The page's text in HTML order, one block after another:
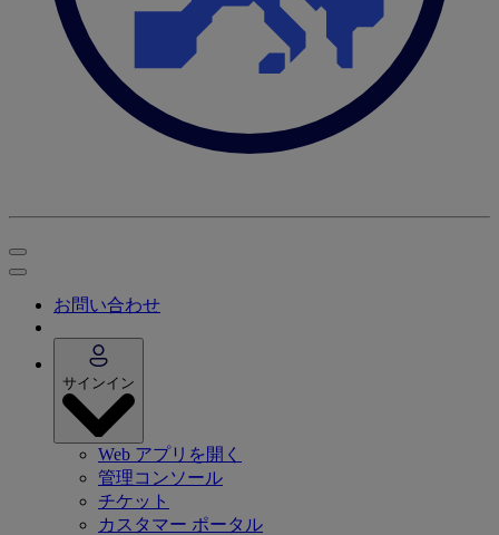
お問い合わせ
サインイン
Web アプリを開く
管理コンソール
チケット
カスタマー ポータル